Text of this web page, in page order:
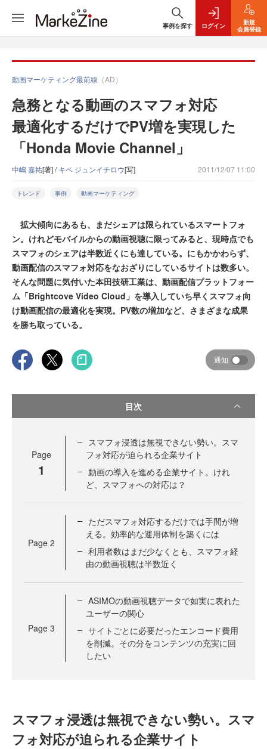
事例を探す ログイン
新規
会員登録
動画マーケティング最前線 （AD）
急務となる動画のスマフォ対応
最適化するだけでPV増を実現した
「Honda Movie Channel」
中嶋 嘉祐[著] /キベ ジュンイチロウ[写] 2011/12/07 11:00
トレンド 事例 動画マーケティング
拡大傾向にあるも、まだシェアは限られているスマートフォ
ン。けれどモバイルからの動画視聴に限ってみると、現時点でも
スマフォのシェアは半数近くにも達している。にもかかわらず、
動画配信のスマフォ対応をなおざりにしているサイトは数多い。
そんな問題に気付いた本田技研工業は、動画配信プラットフォー
ム「Brightcove Video Cloud」を導入していち早くスマフォ向
け動画配信の最適化を実現。PV数の増加など、さまざまな成果
を勝ち取っている。
通知
目次
Page
1
スマフォ浸透は無視できない勢い。スマ
フォ対応が迫られる企業サイト
動画の導入を進める企業サイト。けれ
ど、スマフォへの対応は？
Page 2
ただスマフォ対応するだけでは手間が増
える。効率的な運用体制を築くには
利用者数はまだ少なくとも、スマフォ経
由の動画視聴は半数近く
Page 3
ASIMOの動画視聴データで如実に表れた
ユーザーの関心
サイトごとに必要だったエンコード費用
を削減。その分をコンテンツの充実に回
したい
スマフォ浸透は無視できない勢い。スマ
フォ対応が迫られる企業サイト